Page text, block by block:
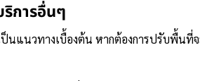
การอื่นๆ
นแนวทางเบื้องต้น หากต้องการปรับพื้นที่จ